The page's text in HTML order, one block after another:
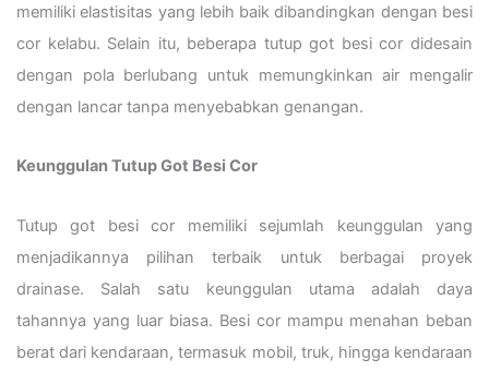
memiliki elastisitas yang lebih baik dibandingkan dengan besi
cor kelabu. Selain itu, beberapa tutup got besi cor didesain
dengan pola berlubang untuk memungkinkan air mengalir
dengan lancar tanpa menyebabkan genangan.
Keunggulan Tutup Got Besi Cor
Tutup got besi cor memiliki sejumlah keunggulan yang
menjadikannya pilihan terbaik untuk berbagai proyek
drainase. Salah satu keunggulan utama adalah daya
tahannya yang luar biasa. Besi cor mampu menahan beban
berat dari kendaraan, termasuk mobil, truk, hingga kendaraan